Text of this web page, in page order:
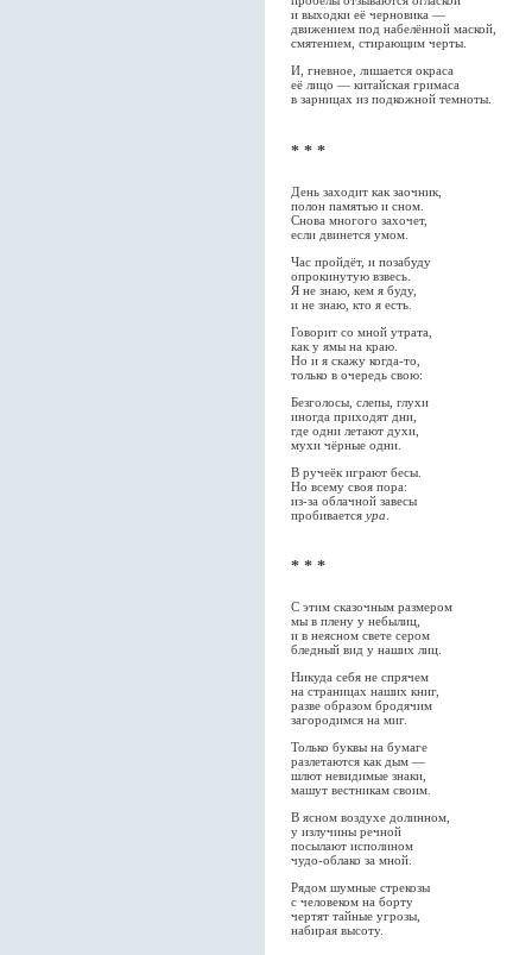
и выходки её черновика —
движением под набелённой маской,
смятением, стирающим черты.
И, гневное, лишается окраса
её лицо — китайская гримаса
в зарницах из подкожной темноты.
* * *
День заходит как заочник,
полон памятью и сном.
Снова многого захочет,
если двинется умом.
Час пройдёт, и позабуду
опрокинутую взвесь.
Я не знаю, кем я буду,
и не знаю, кто я есть.
Говорит со мной утрата,
как у ямы на краю.
Но и я скажу когда-то,
только в очередь свою:
Безголосы, слепы, глухи
иногда приходят дни,
где одни летают духи,
мухи чёрные одни.
В ручеёк играют бесы.
Но всему своя пора:
из-за облачной завесы
пробивается ура
* * *
С этим сказочным размером
мы в плену у небылиц,
и в неясном свете сером
бледный вид у наших лиц.
Никуда себя не спрячем
на страницах наших книг,
разве образом бродячим
загородимся на миг.
Только буквы на бумаге
разлетаются как дым —
шлют невидимые знаки,
машут вестникам своим.
В ясном воздухе долинном,
у излучины речной
посылают исполином
чудо-облако за мной.
Рядом шумные стрекозы
с человеком на борту
чертят тайные угрозы,
набирая высоту.